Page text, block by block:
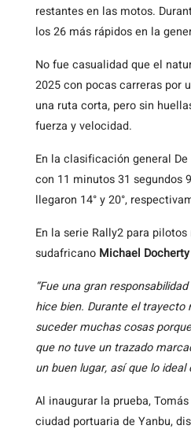
restantes en las motos.
los 26 más rápidos en la
No fue casualidad que el
2025 con pocas carreras por
una ruta corta, pero sin
fuerza y velocidad.
En la clasificación general
con 11 minutos 31 segundos
llegaron 14° y 20°,
En la serie Rally2 para
sudafricano Michael Docherty
“Fue una gran
hice bien. Durante el
suceder muchas cosas
que no tuve un trazado
un buen lugar, así que lo
Al inaugurar la prueba,
ciudad portuaria de Yanbu,